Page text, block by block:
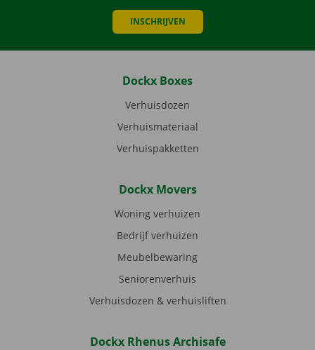
INSCHRIJVEN
Dockx Boxes
Verhuisdozen
Verhuismateriaal
Verhuispakketten
Dockx Movers
Woning verhuizen
Bedrijf verhuizen
Meubelbewaring
Seniorenverhuis
Verhuisdozen & verhuisliften
Dockx Rhenus Archisafe